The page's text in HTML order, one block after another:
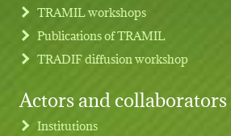
TRAMIL workshops
Publications of TRAMIL
TRADIF diffusion workshop
Actors and collaborators
Institutions